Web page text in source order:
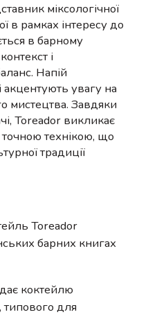
міксологічної
в рамках інтересу до
в барному
і
Напій
акцентують увагу на
мистецтва. Завдяки
Toreador викликає
точною технікою, що
традиції
Toreador
барних книгах
коктейлю
типового для